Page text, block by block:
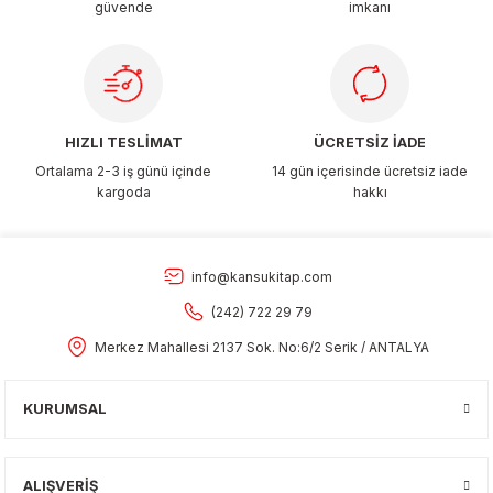
güvende
imkanı
HIZLI TESLİMAT
Ortalama 2-3 iş günü içinde
kargoda
ÜCRETSİZ İADE
14 gün içerisinde ücretsiz iade
hakkı
info@kansukitap.com
(242) 722 29 79
Merkez Mahallesi 2137 Sok. No:6/2 Serik / ANTALYA
KURUMSAL
ALIŞVERİŞ